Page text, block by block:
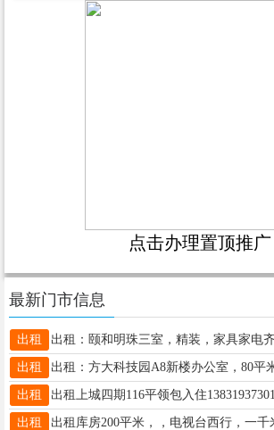
点击办理置顶推广
最新门市信息
出租
出租
出租 出租上城四期116平领包入住13831937301
出租